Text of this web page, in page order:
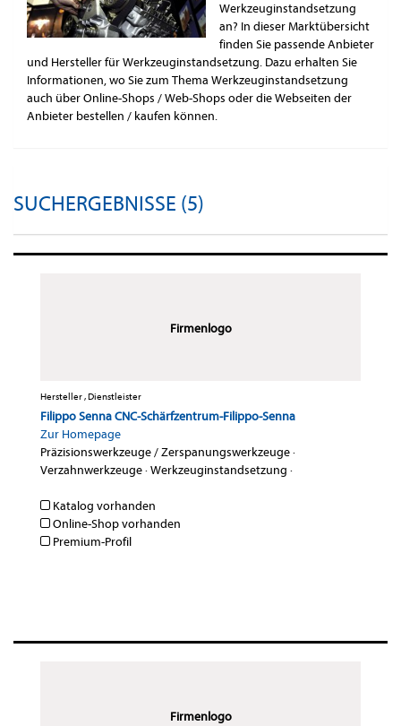
Werkzeuginstandsetzung
an? In dieser Marktübersicht
finden Sie passende Anbieter
und Hersteller für Werkzeuginstandsetzung. Dazu erhalten Sie
Informationen, wo Sie zum Thema Werkzeuginstandsetzung
auch über Online-Shops / Web-Shops oder die Webseiten der
Anbieter bestellen / kaufen können.
SUCHERGEBNISSE (5)
Firmenlogo
Hersteller , Dienstleister
Filippo Senna CNC-Schärfzentrum-Filippo-Senna
Zur Homepage
Präzisionswerkzeuge / Zerspanungswerkzeuge·
Verzahnwerkzeuge·Werkzeuginstandsetzung ·
Katalog vorhanden
Online-Shop vorhanden
Premium-Profil
Firmenlogo